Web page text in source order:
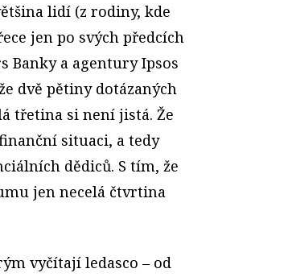
lidí (z rodiny, kde
jen po svých předcích
Banky a agentury Ipsos
dvě pětiny dotázaných
třetina si není jistá. Že
situaci, a tedy
dědiců. S tím, že
jen necelá čtvrtina
vyčítají ledasco – od